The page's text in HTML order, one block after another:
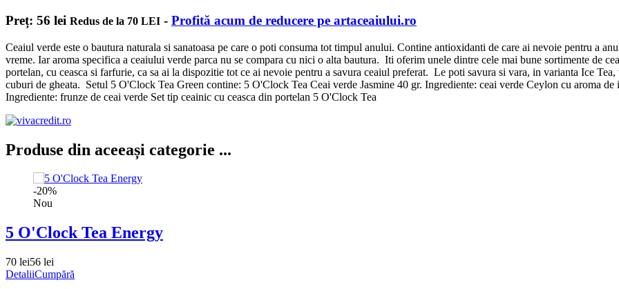
Preț: 56 lei Redus de la 70 LEI - Profită acum de reducere pe artaceaiului.ro
Ceaiul verde este o bautura naturala si sanatoasa pe care o poti consuma tot timpul anului. Contine antioxidanti de care ai nevoie pentru a
vreme. Iar aroma specifica a ceaiului verde parca nu se compara cu nici o alta bautura. Iti oferim unele dintre cele mai bune sortimente de
portelan, cu ceasca si farfurie, ca sa ai la dispozitie tot ce ai nevoie pentru a savura ceaiul preferat. Le poti savura si vara, in varianta Ice
cuburi de gheata. Setul 5 O'Clock Tea Green contine: 5 O'Clock Tea Ceai verde Jasmine 40 gr. Ingrediente: ceai verde Ceylon cu aroma
Ingrediente: frunze de ceai verde Set tip ceainic cu ceasca din portelan 5 O'Clock Tea
Produse din aceeași categorie ...
-20%
Nou
5 O'Clock Tea Energy
70 lei56 lei
DetaliiCumpără